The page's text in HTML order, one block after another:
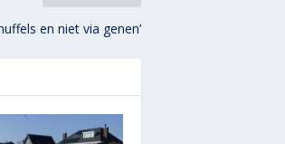
en niet via genen’